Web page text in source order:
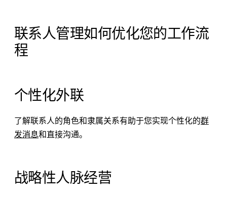
联系人管理如何优化您的工作流
程
个性化外联
了解联系人的角色和隶属关系有助于您实现个性化的群
发消息和直接沟通。
战略性人脉经营